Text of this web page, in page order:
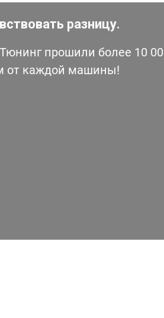
разницу.
прошили более 10
от каждой машины!